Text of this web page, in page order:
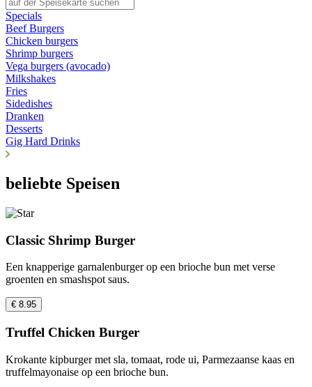
Specials
Beef Burgers
Chicken burgers
Shrimp burgers
Vega burgers (avocado)
Milkshakes
Fries
Sidedishes
Dranken
Desserts
Gig Hard Drinks
beliebte Speisen
Classic Shrimp Burger
Een knapperige garnalenburger op een brioche bun met verse
groenten en smashspot saus.
€ 8.95
Truffel Chicken Burger
Krokante kipburger met sla, tomaat, rode ui, Parmezaanse kaas en
truffelmayonaise op een brioche bun.